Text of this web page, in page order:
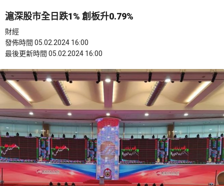
滬深股市全日跌1% 創板升0.79%
財經
發佈時間 05.02.2024 16:00
最後更新時間 05.02.2024 16:00